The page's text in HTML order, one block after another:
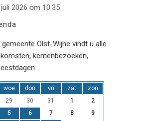
2026 om 10:35
Olst-Wijhe vindt u alle
kernenbezoeken,
woe don vri zat
zon
29 30 31 1
2
5 6 7 8
9